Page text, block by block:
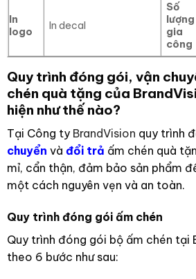
In
logo
In decal
Số
lượng
gia
công
Quy trình đóng gói, vận
chén quà tặng của
hiện như thế nào?
Tại Công ty BrandVision quy trình
chuyển và đổi trả ấm chén quà
mỉ, cẩn thận, đảm bảo sản phẩm
một cách nguyên vẹn và an toàn.
Quy trình đóng gói ấm chén
Quy trình đóng gói bộ ấm chén tại
theo 6 bước như sau: